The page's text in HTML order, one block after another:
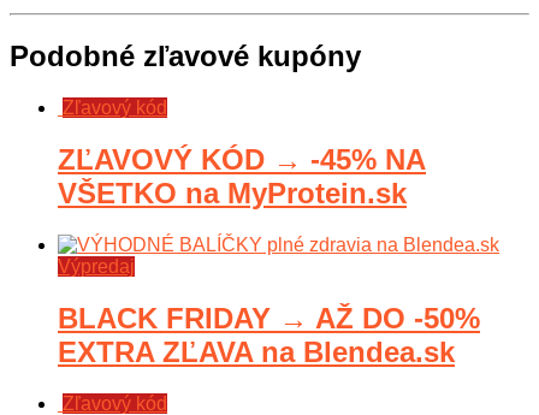
Podobné zľavové kupóny
Zľavový kód
ZĽAVOVÝ KÓD → -45% NA
VŠETKO na MyProtein.sk
Výpredaj
BLACK FRIDAY → AŽ DO -50%
EXTRA ZĽAVA na Blendea.sk
Zľavový kód